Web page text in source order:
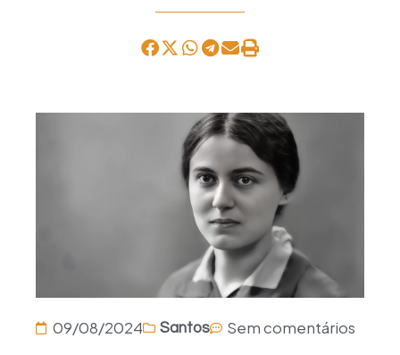
09/08/2024 Santos Sem comentários